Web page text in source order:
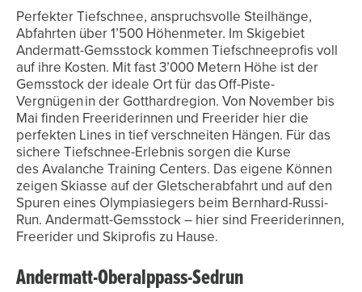
Perfekter Tiefschnee, anspruchsvolle Steilhänge,
Abfahrten über 1’500 Höhenmeter. Im Skigebiet
Andermatt-Gemsstock kommen Tiefschneeprofis voll
auf ihre Kosten. Mit fast 3’000 Metern Höhe ist der
Gemsstock der ideale Ort für das Off-Piste-
Vergnügen in der Gotthardregion. Von November bis
Mai finden Freeriderinnen und Freerider hier die
perfekten Lines in tief verschneiten Hängen. Für das
sichere Tiefschnee-Erlebnis sorgen die Kurse
des Avalanche Training Centers. Das eigene Können
zeigen Skiasse auf der Gletscherabfahrt und auf den
Spuren eines Olympiasiegers beim Bernhard-Russi-
Run. Andermatt-Gemsstock – hier sind Freeriderinnen,
Freerider und Skiprofis zu Hause.
Andermatt-Oberalppass-Sedrun